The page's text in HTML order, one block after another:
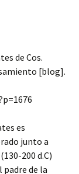
de Cos.
[blog].
es
junto a
200 d.C)
padre de la